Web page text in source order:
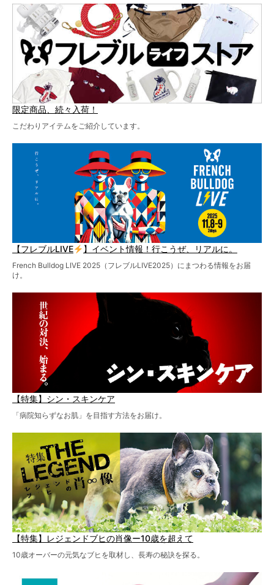
ど、内容盛りだくさんでお送りしていますので、最後まで
お見逃しなく！
限定商品、続々入荷！
こだわりアイテムをご紹介しています。
【フレブルLIVE 】イベント情報！行こうぜ、リアルに。
French Bulldog LIVE 2025（フレブルLIVE2025）にまつわる情報をお届
け。
【特集】シン・スキンケア
「病院知らずなお肌」を目指す方法をお届け。
【特集】レジェンドブヒの肖像ー10歳を超えて
10歳オーバーの元気なブヒを取材し、長寿の秘訣を探る。